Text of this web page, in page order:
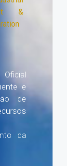
&
e
de
da